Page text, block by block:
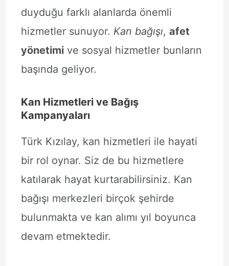
duyduğu farklı alanlarda önemli
hizmetler sunuyor. Kan bağışı, afet
yönetimive sosyal hizmetler bunların
başında geliyor.
Kan Hizmetleri ve Bağış
Kampanyaları
Türk Kızılay, kan hizmetleri ile hayati
bir rol oynar. Siz de bu hizmetlere
katılarak hayat kurtarabilirsiniz. Kan
bağışı merkezleri birçok şehirde
bulunmakta ve kan alımı yıl boyunca
devam etmektedir.